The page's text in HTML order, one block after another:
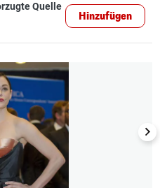
Quelle
Hinzufügen